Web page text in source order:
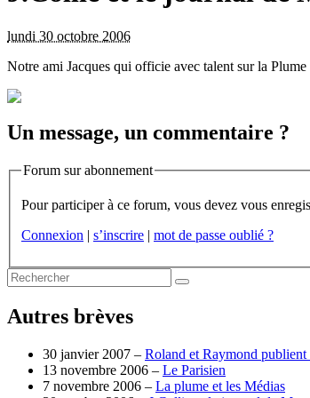
lundi 30 octobre 2006
Notre ami Jacques qui officie avec talent sur la
Un message, un commentaire ?
Forum sur abonnement
Connexion | s’inscrire | mot de passe oublié ?
Autres brèves
30 janvier 2007 – Roland et Raymond publient
13 novembre 2006 – Le Parisien
7 novembre 2006 – La plume et les Médias